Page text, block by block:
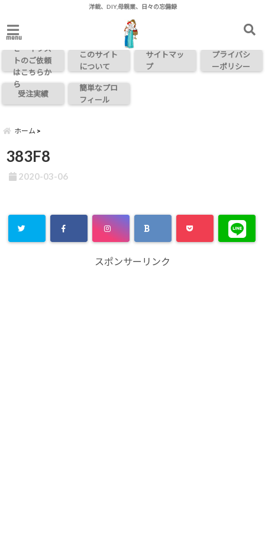
洋裁、DIY,母親業、日々の忘備録
menuお問い合わ
せ・イラス
トのご依頼
はこちらか
ら
このサイト
について
サイトマッ
プ
プライバシ
ーポリシー
受注実績
簡単なプロ
フィール
ホーム
383F8
2020-03-06
スポンサーリンク